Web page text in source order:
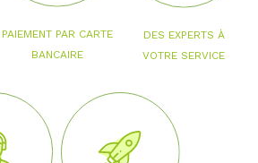
PAIEMENT PAR CARTE
BANCAIRE
DES EXPERTS À
VOTRE SERVICE